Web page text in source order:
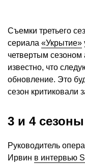
Съемки третьего
сериала «Укрытие»
четвертым
известно, что
обновление. Это
сезон критиковали
3 и 4
Руководитель
Ирвин в интервью